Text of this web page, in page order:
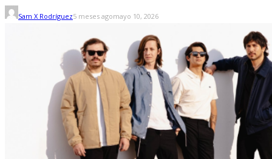
Sam X Rodríguez5 meses agomayo 10, 2026